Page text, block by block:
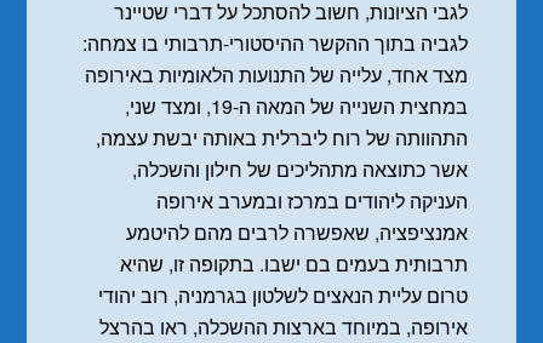
לגבי הציונות, חשוב להסתכל על דברי שטיינר
לגביה בתוך ההקשר ההיסטורי-תרבותי בו צמחה:
מצד אחד, עלייה של התנועות הלאומיות באירופה
במחצית השנייה של המאה ה-19, ומצד שני,
התהוותה של רוח ליברלית באותה יבשת עצמה,
אשר כתוצאה מתהליכים של חילון והשכלה,
העניקה ליהודים במרכז ובמערב אירופה
אמנציפציה, שאפשרה לרבים מהם להיטמע
תרבותית בעמים בם ישבו. בתקופה זו, שהיא
טרום עליית הנאצים לשלטון בגרמניה, רוב יהודי
אירופה, במיוחד בארצות ההשכלה, ראו בהרצל